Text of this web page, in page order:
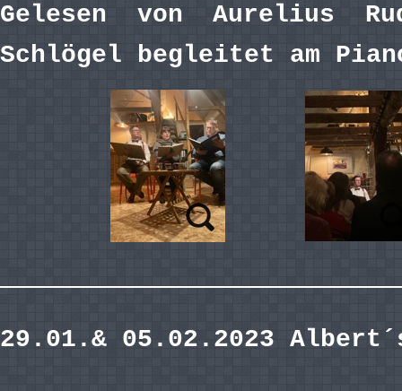
Gelesen von Aurelius
Schlögel begleitet am
29.01.& 05.02.2023